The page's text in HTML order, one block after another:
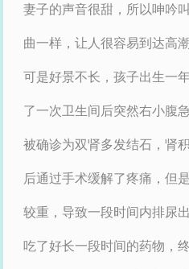
妻子的声音很甜，所以呻吟
曲一样，让人很容易到达高潮
可是好景不长，孩子出生一
了一次卫生间后突然右小腹
被确诊为双肾多发结石，肾
后通过手术缓解了疼痛，但
较重，导致一段时间内排尿出
吃了好长一段时间的药物，终